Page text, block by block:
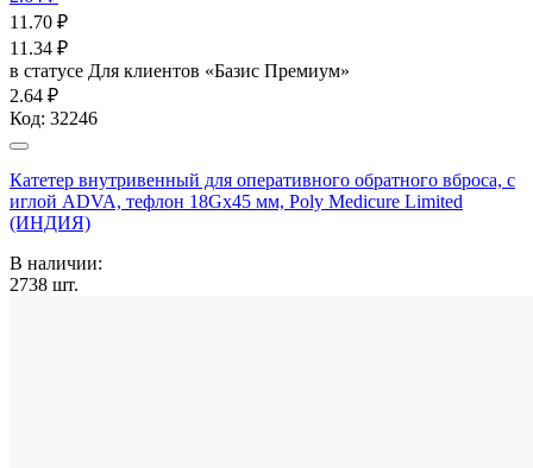
11.70 ₽
11.34 ₽
в статусе Для клиентов «Базис Премиум»
2.64 ₽
Код: 32246
Катетер внутривенный для оперативного обратного вброса, с
иглой ADVA, тефлон 18Gx45 мм, Poly Medicure Limited
(ИНДИЯ)
В наличии:
2738 шт.